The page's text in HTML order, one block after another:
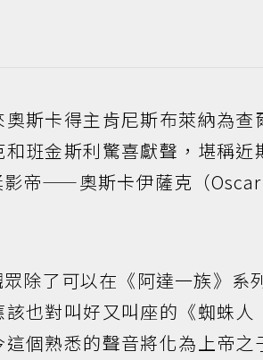
斯卡得主肯尼斯布萊納為查
班金斯利驚喜獻聲，堪稱近
帝——奧斯卡伊薩克（Oscar
除了可以在《阿達一族》系
也對叫好又叫座的《蜘蛛人
個熟悉的聲音將化為上帝之